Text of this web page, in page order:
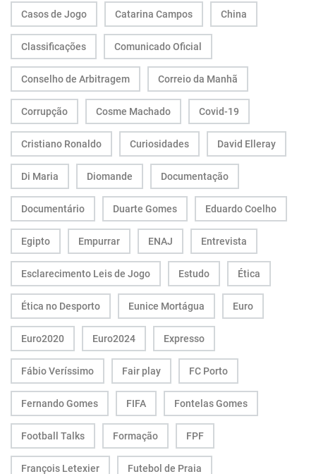
Casos de Jogo Catarina Campos China
Classificações Comunicado Oficial
Conselho de Arbitragem Correio da Manhã
Corrupção Cosme Machado Covid-19
Cristiano Ronaldo Curiosidades David Elleray
Di Maria Diomande Documentação
Documentário Duarte Gomes Eduardo Coelho
Egipto Empurrar ENAJ Entrevista
Esclarecimento Leis de Jogo Estudo Ética
Ética no Desporto Eunice Mortágua Euro
Euro2020 Euro2024 Expresso
Fábio Veríssimo Fair play FC Porto
Fernando Gomes FIFA Fontelas Gomes
Football Talks Formação FPF
François Letexier Futebol de Praia